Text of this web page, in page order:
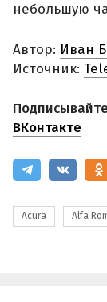
небольшую
Автор: Иван
Источник:
ВКонтакте
Acura Alfa